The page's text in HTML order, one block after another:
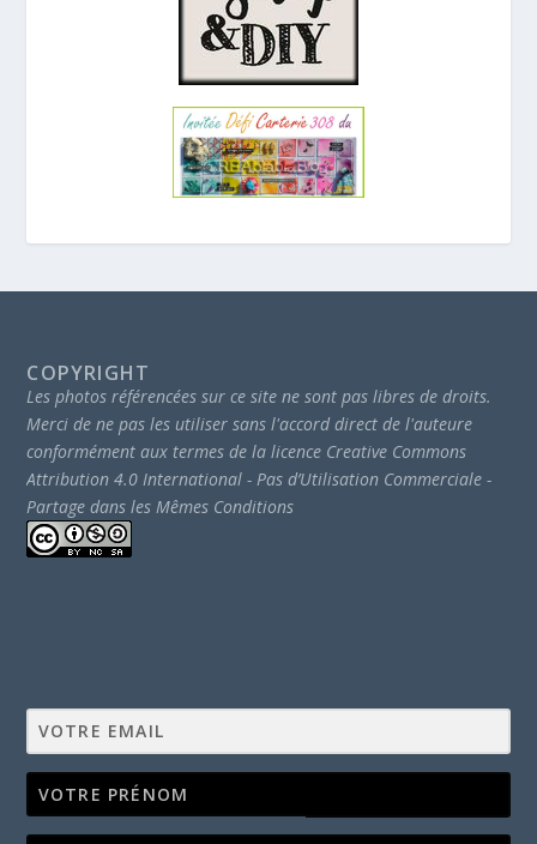
COPYRIGHT
Les photos référencées sur ce site ne sont pas libres de droits.
Merci de ne pas les utiliser sans l'accord direct de l'auteure
conformément aux termes de la licence Creative Commons
Attribution 4.0 International - Pas d’Utilisation Commerciale -
Partage dans les Mêmes Conditions